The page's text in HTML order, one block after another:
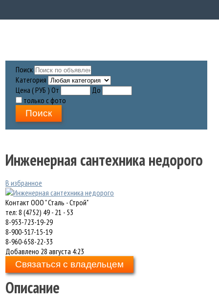
Поиск
Категория
Цена ( РУБ ) От
До
только с фото
Поиск
Инженерная сантехника недорого
В избранное
Контакт ООО " Сталь - Строй"
тел: 8 (4752) 49 - 21 - 53
8-953-723-19-29
8-900-517-15-19
8-960-658-22-33
Добавлено 28 августа 4:23
Связаться с владельцем
Описание